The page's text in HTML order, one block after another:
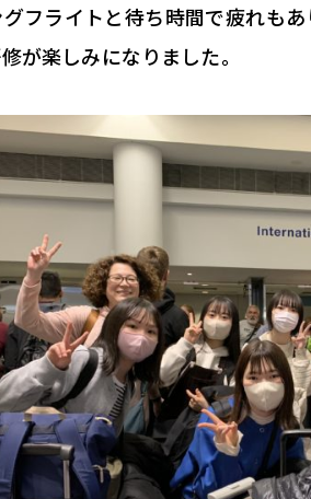
フライトと待ち時間で疲れも
が楽しみになりました。